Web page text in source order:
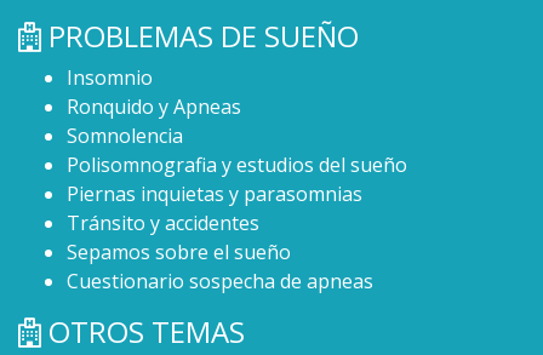
PROBLEMAS DE SUEÑO
Insomnio
Ronquido y Apneas
Somnolencia
Polisomnografia y estudios del sueño
Piernas inquietas y parasomnias
Tránsito y accidentes
Sepamos sobre el sueño
Cuestionario sospecha de apneas
OTROS TEMAS